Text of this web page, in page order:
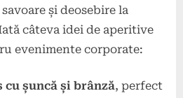
și deosebire la
câteva idei de aperitive
evenimente corporate:
șuncă și brânză, perfect